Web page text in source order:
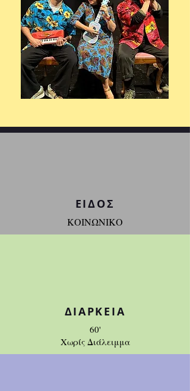
ΕΙΔΟΣ
ΚΟΙΝΩΝΙΚΟ
ΔΙΑΡΚΕΙΑ
60'
Χωρίς Διάλειμμα